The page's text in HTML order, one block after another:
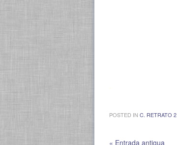
POSTED IN C. RETRATO 2
« Entrada antigua